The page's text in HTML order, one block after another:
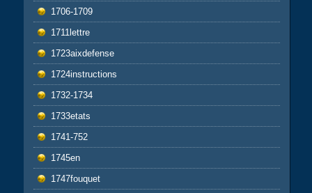
1706-1709
1711lettre
1723aixdefense
1724instructions
1732-1734
1733etats
1741-752
1745en
1747fouquet